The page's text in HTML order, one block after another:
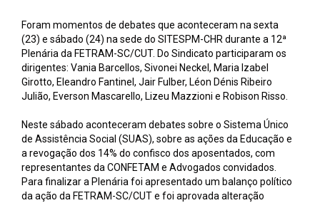
Foram momentos de debates que aconteceram na sexta
(23) e sábado (24) na sede do SITESPM-CHR durante a 12ª
Plenária da FETRAM-SC/CUT. Do Sindicato participaram os
dirigentes: Vania Barcellos, Sivonei Neckel, Maria Izabel
Girotto, Eleandro Fantinel, Jair Fulber, Léon Dénis Ribeiro
Julião, Everson Mascarello, Lizeu Mazzioni e Robison Risso.
Neste sábado aconteceram debates sobre o Sistema Único
de Assistência Social (SUAS), sobre as ações da Educação e
a revogação dos 14% do confisco dos aposentados, com
representantes da CONFETAM e Advogados convidados.
Para finalizar a Plenária foi apresentado um balanço político
da ação da FETRAM-SC/CUT e foi aprovada alteração